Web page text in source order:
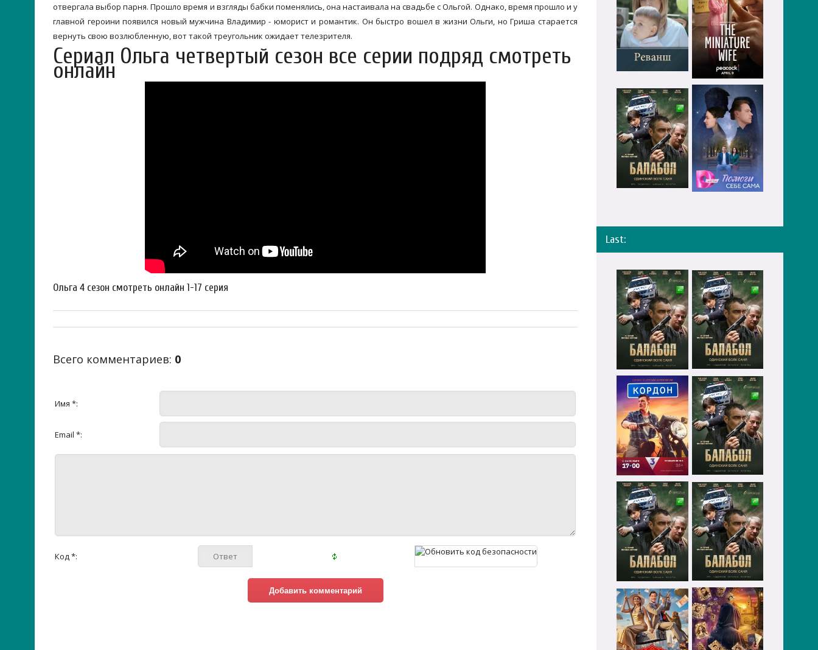
отвергала выбор парня. Прошло время и взгляды бабки поменялись, она настаивала на свадьбе с Ольгой. Однако, время прошло и у
главной героини появился новый мужчина Владимир - юморист и романтик. Он быстро вошел в жизни Ольги, но Гриша старается
вернуть свою возлюбленную, вот такой треугольник ожидает телезрителя.
Сериал Ольга четвертый сезон все серии подряд смотреть
онлайн
Ольга 4 сезон смотреть онлайн 1-17 серия
Всего комментариев: 0
Имя *:
Email *:
Код *:
Last: